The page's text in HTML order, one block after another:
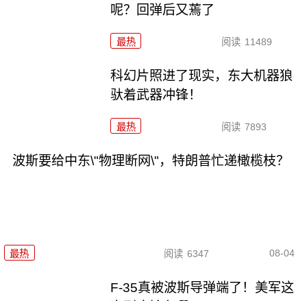
呢？回弹后又蔫了
最热 阅读 11489
科幻片照进了现实，东大机器狼
驮着武器冲锋！
最热 阅读 7893
波斯要给中东\"物理断网\"，特朗普忙递橄榄枝？
最热 阅读 6347 08-04
F-35真被波斯导弹端了！美军这